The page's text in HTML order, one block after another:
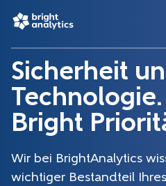
Sicherheit
Technologie.
Bright
Wir bei BrightAnalytics
wichtiger Bestandteil